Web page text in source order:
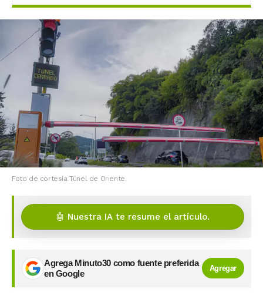
Foto de cortesía Túnel de Oriente.
🤖 Nuestra IA te resume el artículo.
Agrega Minuto30 como fuente preferida
en Google
Agregar